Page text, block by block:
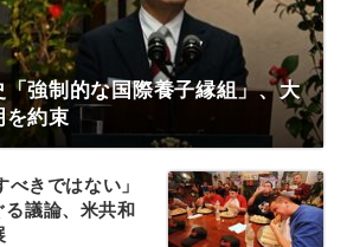
強制的な国際養子縁組」、大
を約束
きではない」
議論、米共和